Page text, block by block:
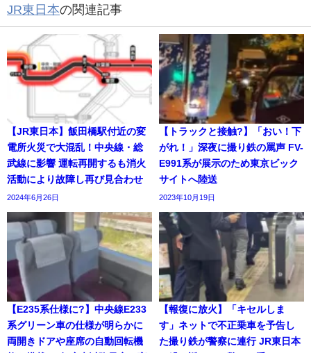
JR東日本の関連記事
【JR東日本】飯田橋駅付近の変
電所火災で大混乱！中央線・総
武線に影響 運転再開するも消火
活動により故障し再び見合わせ
2024年6月26日
【トラックと接触?】「おい！下
がれ！」深夜に撮り鉄の罵声 FV-
E991系が展示のため東京ビック
サイトへ陸送
2023年10月19日
【E235系仕様に?】中央線E233
系グリーン車の仕様が明らかに
両開きドアや座席の自動回転機
【報復に放火】「キセルしま
す」ネットで不正乗車を予告し
た撮り鉄が警察に連行 JR東日本